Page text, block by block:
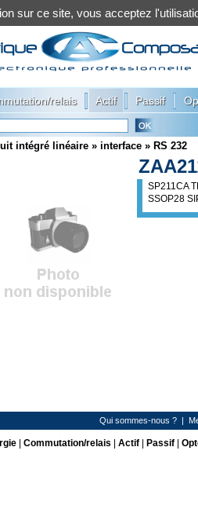
relais Actif Passif
intégré linéaire » interface » RS 232
SP211CA
SSOP28
Qui sommes-nous ? |
| Commutation/relais Actif| Passif|
sur ce site, vous acceptez